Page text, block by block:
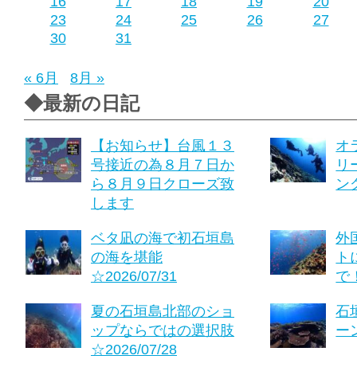
23
24 25 26
27
30
31
« 6月 8月 »
◆最新の日記
【お知らせ】台風１３
号接近の為８月７日か
ら８月９日クローズ致
します
オ
リ
ン
ベタ凪の海で初石垣島
の海を堪能
☆2026/07/31
外
ト
で
夏の石垣島北部のショ
ップならではの選択肢
☆2026/07/28
石
ー